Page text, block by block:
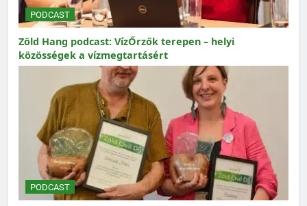
PODCAST
Zöld Hang podcast: VízŐrzők terepen – helyi
közösségek a vízmegtartásért
PODCAST